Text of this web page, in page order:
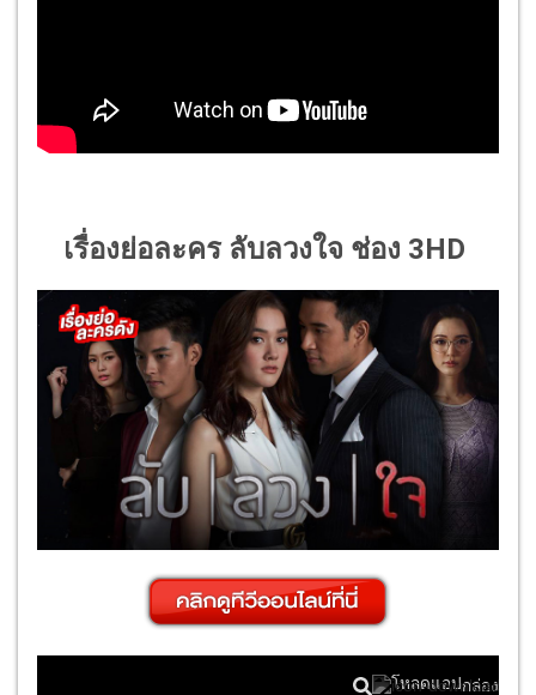
เรื่องย่อละคร ลับลวงใจ ช่อง 3HD